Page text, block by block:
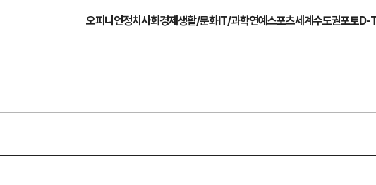
오피니언정치사회경제생활/문화IT/과학연예스포츠세계수도권포토D-